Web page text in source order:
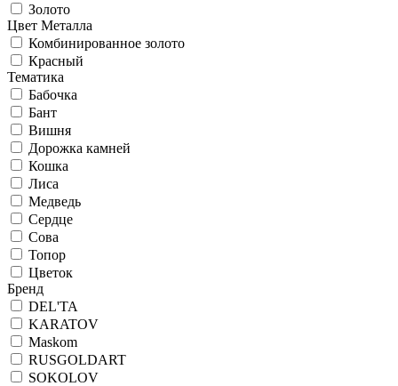
Золото
Цвет Металла
Комбинированное золото
Красный
Тематика
Бабочка
Бант
Вишня
Дорожка камней
Кошка
Лиса
Медведь
Сердце
Сова
Топор
Цветок
Бренд
DEL'TA
KARATOV
Maskom
RUSGOLDART
SOKOLOV